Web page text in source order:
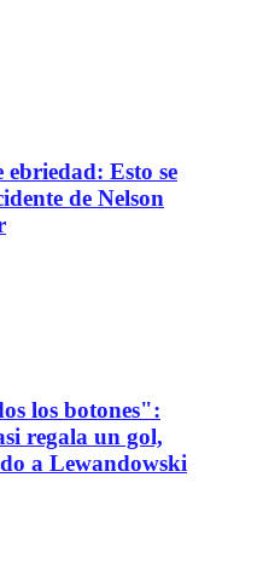
ebriedad: Esto se
de Nelson
los botones":
regala un gol,
a Lewandowski